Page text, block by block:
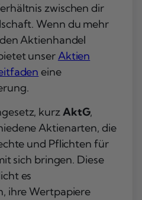
zwischen dir
Wenn du mehr
Aktienhandel
unserAktien
eine
kurzAktG,
Aktienarten, die
und Pflichten für
sich bringen. Diese
es
ihre Wertpapiere